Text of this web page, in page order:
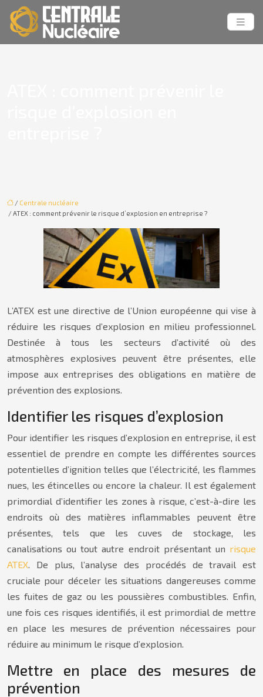
/ Centrale nucléaire
/ ATEX : comment prévenir le risque d’explosion en entreprise ?
L’ATEX est une directive de l’Union européenne qui vise à
réduire les risques d’explosion en milieu professionnel.
Destinée à tous les secteurs d’activité où des
atmosphères explosives peuvent être présentes, elle
impose aux entreprises des obligations en matière de
prévention des explosions.
Identifier les risques d’explosion
Pour identifier les risques d’explosion en entreprise, il est
essentiel de prendre en compte les différentes sources
potentielles d’ignition telles que l’électricité, les flammes
nues, les étincelles ou encore la chaleur. Il est également
primordial d’identifier les zones à risque, c’est-à-dire les
endroits où des matières inflammables peuvent être
présentes, tels que les cuves de stockage, les
canalisations ou tout autre endroit présentant un risque
ATEX. De plus, l’analyse des procédés de travail est
cruciale pour déceler les situations dangereuses comme
les fuites de gaz ou les poussières combustibles. Enfin,
une fois ces risques identifiés, il est primordial de mettre
en place les mesures de prévention nécessaires pour
réduire au minimum le risque d’explosion.
Mettre en place des mesures de
prévention